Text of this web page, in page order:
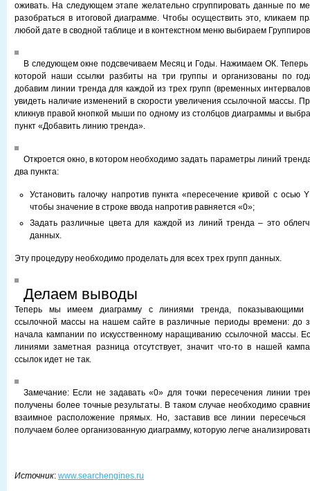
оживать. На следующем этапе желательно сгруппировать данные по
разобраться в итоговой диаграмме. Чтобы осуществить это, кликаем
любой дате в сводной таблице и в контекстном меню выбираем
В следующем окне подсвечиваем Месяц и Годы. Нажимаем ОК.
которой наши ссылки разбиты на три группы и организованы по
добавим линии тренда для каждой из трех групп (временных
увидеть наличие изменений в скорости увеличения ссылочной массы.
кликнув правой кнопкой мыши по одному из столбцов диаграммы и
пункт «Добавить линию тренда».
Откроется окно, в котором необходимо задать параметры линий
два пункта:
Установить галочку напротив пункта «пересечение кривой с осью
чтобы значение в строке ввода напротив равняется «0»;
Задать различные цвета для каждой из линий тренда – это
данных.
Эту процедуру необходимо проделать для всех трех групп данных.
Делаем выводы
Теперь мы имеем диаграмму с линиями тренда, показывающими
ссылочной массы на нашем сайте в различные периоды времени: до
начала кампании по искусственному наращиванию ссылочной массы.
линиями заметная разница отсутствует, значит что-то в нашей
ссылок идет не так.
Замечание: Если не задавать «0» для точки пересечения линии
получены более точные результаты. В таком случае необходимо
взаимное расположение прямых. Но, заставив все линии
получаем более организованную диаграмму, которую легче
Источник: www.searchengines.ru